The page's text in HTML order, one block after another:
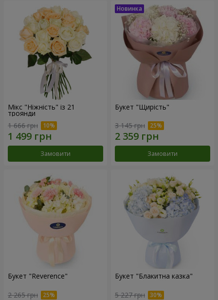
Мікс "Ніжність" із 21
троянди
1 666 грн
Замовити
Букет "Щирість"
3 145 грн
Замовити
Букет "Reverence"
2 265 грн
Букет "Блакитна казка"
5 227 грн